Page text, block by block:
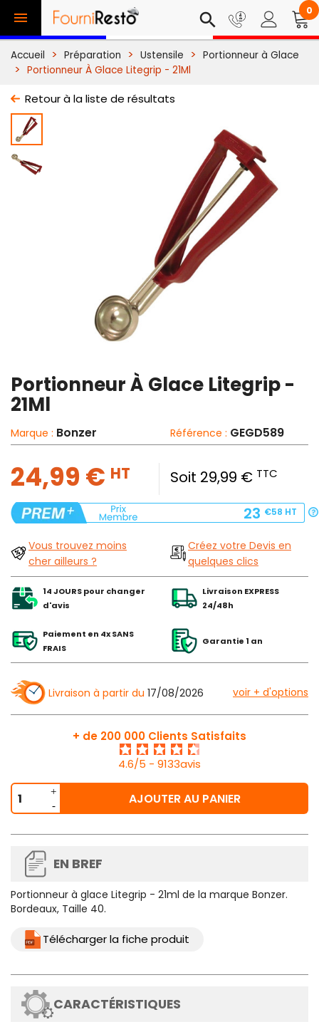
 search 0
Accueil Préparation Ustensile
Portionneur à Glace
Portionneur À Glace Litegrip - 21Ml
Retour à la liste de résultats
Portionneur À Glace Litegrip -
21Ml
Marque : Bonzer Référence : GEGD589
24,99 € HT Soit 29,99 € TTC
23 €58 HT
Vous trouvez moins
cher ailleurs ?
Créez votre Devis en
quelques clics
14 JOURS pour changer
d'avis
Livraison EXPRESS
24/48h
Paiement en 4x SANS
FRAIS
Garantie 1 an
Livraison à partir du 17/08/2026 voir + d'options
+ de 200 000 Clients Satisfaits
4.6/5 - 9133avis
AJOUTER AU PANIER
EN BREF
Portionneur à glace Litegrip - 21ml de la marque Bonzer.
Bordeaux, Taille 40.
Télécharger la fiche produit
CARACTÉRISTIQUES